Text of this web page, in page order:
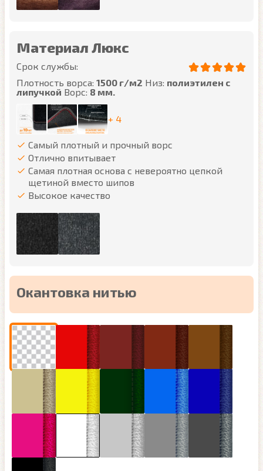
Материал Люкс
Срок службы:
Плотность ворса: 1500 г/м2 Низ: полиэтилен с
липучкой Ворс: 8 мм.
+ 4
Самый плотный и прочный ворс
Отлично впитывает
Самая плотная основа с невероятно цепкой
щетиной вместо шипов
Высокое качество
Окантовка нитью